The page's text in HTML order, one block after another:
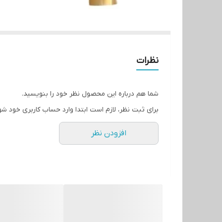
نظرات
شما هم درباره این محصول نظر خود را بنویسید.
برای ثبت نظر، لازم است ابتدا وارد حساب کاربری خود
افزودن نظر